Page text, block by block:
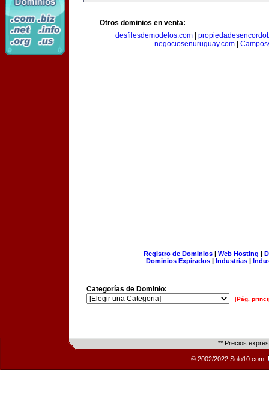
Otros dominios en venta:
desfilesdemodelos.com|
negociosenuruguay.com|
Registro de Dominios| Web Hosting |
Dominios Expirados | Industrias |
Categorías de Dominio:
[Pág.
** Precios
© 2002/2022 Solo10.com